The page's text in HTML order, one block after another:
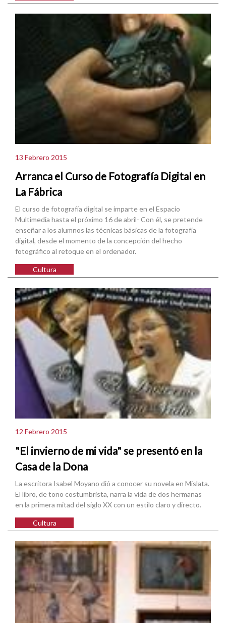
13 Febrero 2015
Arranca el Curso de Fotografía Digital en
La Fábrica
El curso de fotografía digital se imparte en el Espacio
Multimedia hasta el próximo 16 de abril- Con él, se pretende
enseñar a los alumnos las técnicas básicas de la fotografía
digital, desde el momento de la concepción del hecho
fotográfico al retoque en el ordenador.
Cultura
12 Febrero 2015
"El invierno de mi vida" se presentó en la
Casa de la Dona
La escritora Isabel Moyano dió a conocer su novela en Mislata.
El libro, de tono costumbrista, narra la vida de dos hermanas
en la primera mitad del siglo XX con un estilo claro y directo.
Cultura